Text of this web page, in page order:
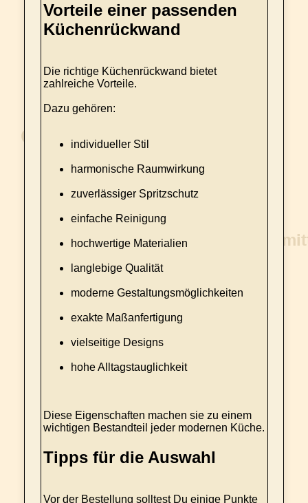
Vorteile einer passenden
Küchenrückwand
Die richtige Küchenrückwand bietet
zahlreiche Vorteile.
Dazu gehören:
individueller Stil
harmonische Raumwirkung
zuverlässiger Spritzschutz
einfache Reinigung
hochwertige Materialien
langlebige Qualität
moderne Gestaltungsmöglichkeiten
exakte Maßanfertigung
vielseitige Designs
hohe Alltagstauglichkeit
Diese Eigenschaften machen sie zu einem
wichtigen Bestandteil jeder modernen Küche.
Tipps für die Auswahl
Vor der Bestellung solltest Du einige Punkte